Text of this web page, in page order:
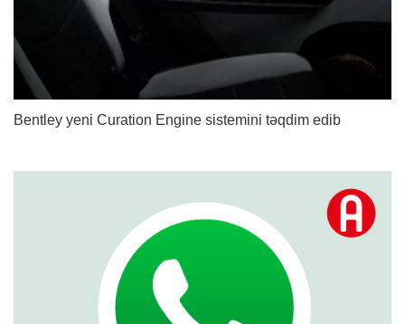
Bentley yeni Curation Engine sistemini təqdim edib